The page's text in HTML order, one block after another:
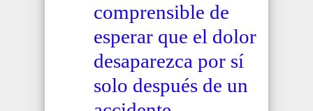
comprensible de
esperar que el dolor
desaparezca por sí
solo después de un